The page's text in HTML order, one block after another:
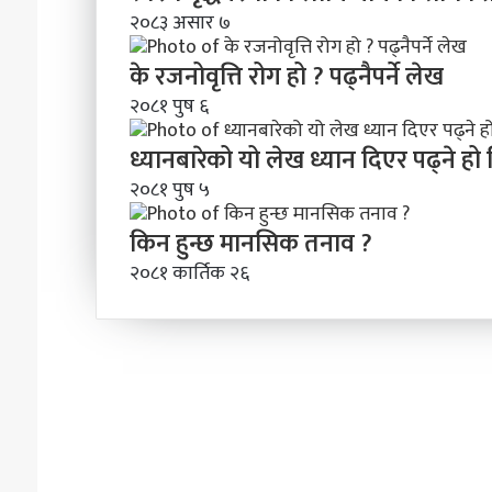
२०८३ असार ७
के रजनोवृत्ति रोग हो ? पढ्नैपर्ने लेख
२०८१ पुष ६
ध्यानबारेको यो लेख ध्यान दिएर पढ्ने हो
२०८१ पुष ५
किन हुन्छ मानसिक तनाव ?
२०८१ कार्तिक २६